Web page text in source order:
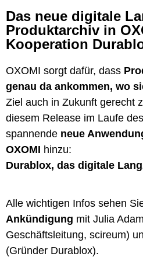
Das neue digitale
Produktarchiv in
Kooperation
OXOMI sorgt dafür, dass
genau da ankommen, wo
Ziel auch in Zukunft gerecht
diesem Release im Laufe
spannende neue
OXOMI hinzu:
Durablox, das digitale
Alle wichtigen Infos sehen
Ankündigung mit Julia
Geschäftsleitung, scireum)
(Gründer Durablox).